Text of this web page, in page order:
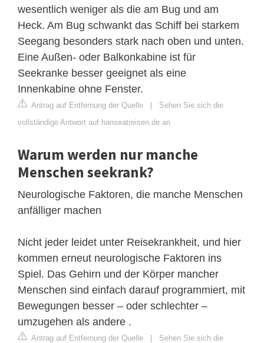
wesentlich weniger als die am Bug und am
Heck. Am Bug schwankt das Schiff bei starkem
Seegang besonders stark nach oben und unten.
Eine Außen- oder Balkonkabine ist für
Seekranke besser geeignet als eine
Innenkabine ohne Fenster.
Antrag auf Entfernung der Quelle | Sehen Sie sich die
vollständige Antwort auf hanseatreisen.de an
Warum werden nur manche
Menschen seekrank?
Neurologische Faktoren, die manche Menschen
anfälliger machen
Nicht jeder leidet unter Reisekrankheit, und hier
kommen erneut neurologische Faktoren ins
Spiel. Das Gehirn und der Körper mancher
Menschen sind einfach darauf programmiert, mit
Bewegungen besser – oder schlechter –
umzugehen als andere .
Antrag auf Entfernung der Quelle | Sehen Sie sich die